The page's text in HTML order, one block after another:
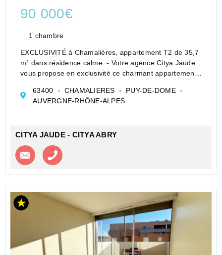
90 000€
1 chambre
EXCLUSIVITÉ à Chamalières, appartement T2 de 35,7
m² dans résidence calme. - Votre agence Citya Jaude
vous propose en exclusivité ce charmant appartement
environnement paisible et recherché. Niché au fond
d&...
63400 CHAMALIERES
PUY-DE-DOME
AUVERGNE-RHÔNE-ALPES
CITYA JAUDE - CITYA ABRY
Contacter l'agence